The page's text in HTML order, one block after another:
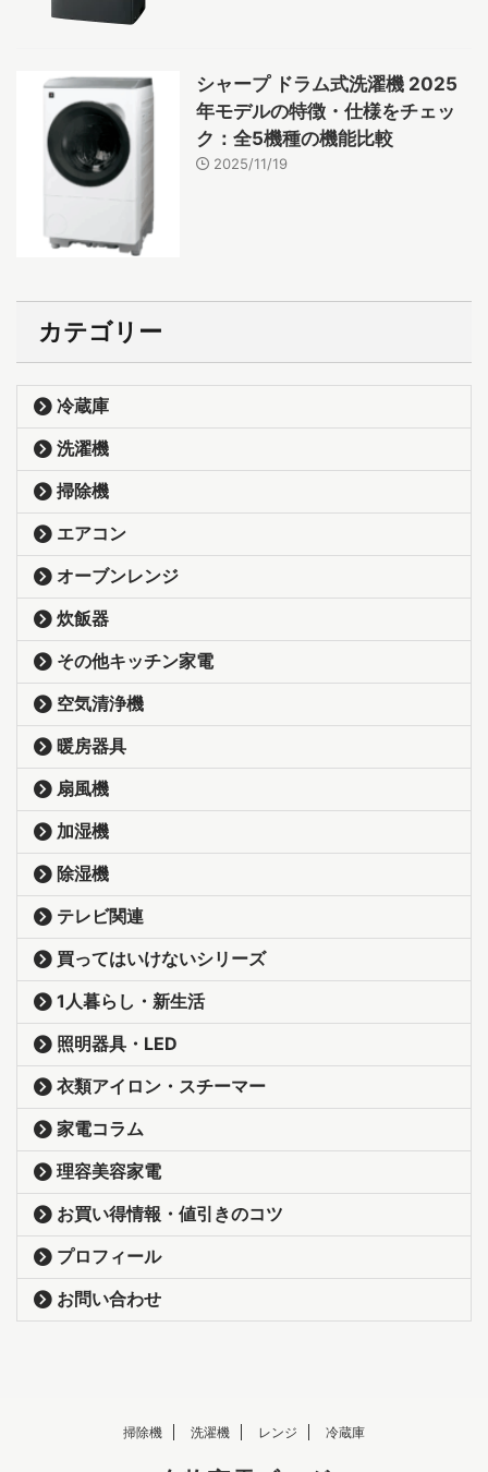
シャープ ドラム式洗濯機 2025
年モデルの特徴・仕様をチェッ
ク：全5機種の機能比較
2025/11/19
カテゴリー
冷蔵庫
洗濯機
掃除機
エアコン
オーブンレンジ
炊飯器
その他キッチン家電
空気清浄機
暖房器具
扇風機
加湿機
除湿機
テレビ関連
買ってはいけないシリーズ
1人暮らし・新生活
照明器具・LED
衣類アイロン・スチーマー
家電コラム
理容美容家電
お買い得情報・値引きのコツ
プロフィール
お問い合わせ
掃除機 洗濯機 レンジ 冷蔵庫